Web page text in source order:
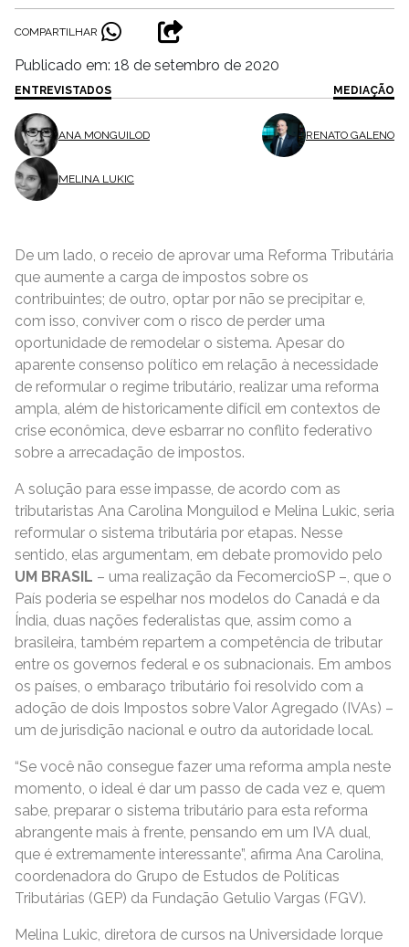
COMPARTILHAR
Publicado em: 18 de setembro de 2020
ENTREVISTADOS
ANA MONGUILOD
MELINA LUKIC
MEDIAÇÃO
RENATO GALENO
De um lado, o receio de aprovar uma Reforma Tributária
que aumente a carga de impostos sobre os
contribuintes; de outro, optar por não se precipitar e,
com isso, conviver com o risco de perder uma
oportunidade de remodelar o sistema. Apesar do
aparente consenso político em relação à necessidade
de reformular o regime tributário, realizar uma reforma
ampla, além de historicamente difícil em contextos de
crise econômica, deve esbarrar no conflito federativo
sobre a arrecadação de impostos.
A solução para esse impasse, de acordo com as
tributaristas Ana Carolina Monguilod e Melina Lukic, seria
reformular o sistema tributária por etapas. Nesse
sentido, elas argumentam, em debate promovido pelo
UM BRASIL – uma realização da FecomercioSP –, que o
País poderia se espelhar nos modelos do Canadá e da
Índia, duas nações federalistas que, assim como a
brasileira, também repartem a competência de tributar
entre os governos federal e os subnacionais. Em ambos
os países, o embaraço tributário foi resolvido com a
adoção de dois Impostos sobre Valor Agregado (IVAs) –
um de jurisdição nacional e outro da autoridade local.
“Se você não consegue fazer uma reforma ampla neste
momento, o ideal é dar um passo de cada vez e, quem
sabe, preparar o sistema tributário para esta reforma
abrangente mais à frente, pensando em um IVA dual,
que é extremamente interessante”, afirma Ana Carolina,
coordenadora do Grupo de Estudos de Políticas
Tributárias (GEP) da Fundação Getulio Vargas (FGV).
Melina Lukic, diretora de cursos na Universidade Iorque